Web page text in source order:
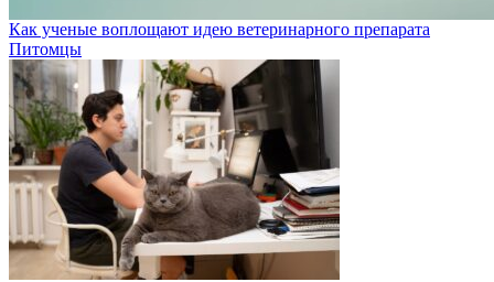
Как ученые воплощают идею ветеринарного препарата
Питомцы